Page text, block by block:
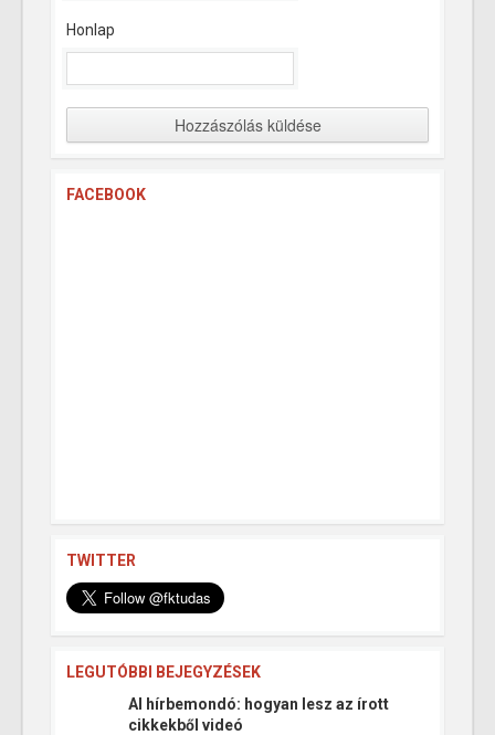
Honlap
FACEBOOK
TWITTER
LEGUTÓBBI BEJEGYZÉSEK
AI hírbemondó: hogyan lesz az írott
cikkekből videó